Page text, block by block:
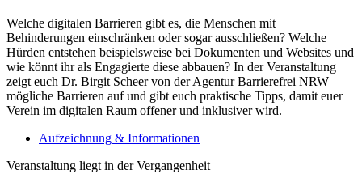
Welche digitalen Barrieren gibt es, die Menschen mit
Behinderungen einschränken oder sogar ausschließen? Welche
Hürden entstehen beispielsweise bei Dokumenten und Websites und
wie könnt ihr als Engagierte diese abbauen? In der Veranstaltung
zeigt euch Dr. Birgit Scheer von der Agentur Barrierefrei NRW
mögliche Barrieren auf und gibt euch praktische Tipps, damit euer
Verein im digitalen Raum offener und inklusiver wird.
Aufzeichnung & Informationen
Veranstaltung liegt in der Vergangenheit